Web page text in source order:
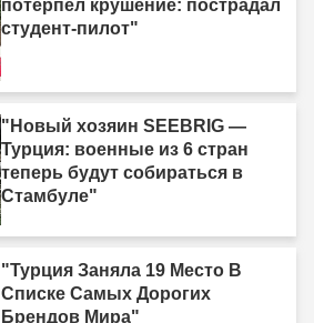
потерпел крушение: пострадал
студент-пилот"
"Новый хозяин SEEBRIG —
Турция: военные из 6 стран
теперь будут собираться в
Стамбуле"
"Турция Заняла 19 Место В
Списке Самых Дорогих
Брендов Мира"